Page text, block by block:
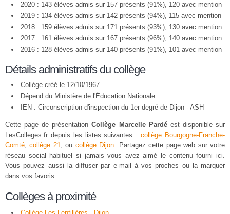
2020 : 143 élèves admis sur 157 présents (91%), 120 avec mention
2019 : 134 élèves admis sur 142 présents (94%), 115 avec mention
2018 : 159 élèves admis sur 171 présents (93%), 130 avec mention
2017 : 161 élèves admis sur 167 présents (96%), 140 avec mention
2016 : 128 élèves admis sur 140 présents (91%), 101 avec mention
Détails administratifs du collège
Collège créé le 12/10/1967
Dépend du Ministère de l'Éducation Nationale
IEN : Circonscription d'inspection du 1er degré de Dijon - ASH
Cette page de présentationCollège Marcelle Pardéest disponible sur
LesColleges.fr depuis les listes suivantes :collège Bourgogne-Franche-
Comté,collège 21, ou collège Dijon. Partagez cette page web sur votre
réseau social habituel si jamais vous avez aimé le contenu fourni ici.
Vous pouvez aussi la diffuser par e-mail à vos proches ou la marquer
dans vos favoris.
Collèges à proximité